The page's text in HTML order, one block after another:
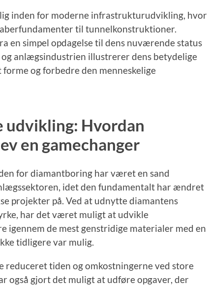
inden for moderne infrastrukturudvikling, hvor
til tunnelkonstruktioner.
en simpel opdagelse til dens nuværende status
og anlægsindustrien illustrerer dens betydelige
og forbedre den menneskelige
udvikling: Hvordan
en gamechanger
for diamantboring har været en sand
idet den fundamentalt har ændret
projekter på. Ved at udnytte diamantens
har det været muligt at udvikle
igennem de mest genstridige materialer med en
tidligere var mulig.
reduceret tiden og omkostningerne ved store
også gjort det muligt at udføre opgaver, der